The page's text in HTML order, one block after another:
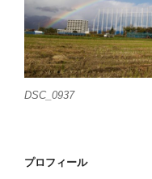
DSC_0937
プロフィール